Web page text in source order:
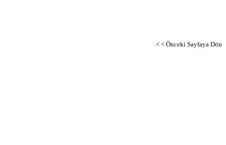
< < Önceki Sayfaya Dön